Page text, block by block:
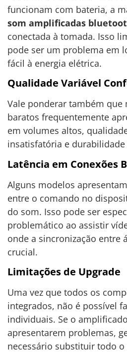
funcionam com bateria, a
som amplificadas
conectada à tomada. Isso
pode ser um problema em
fácil à energia elétrica.
Qualidade Variável
Vale ponderar também que
baratos frequentemente
em volumes altos,
insatisfatória e
Latência em Conexões
Alguns modelos
entre o comando no
do som. Isso pode ser
problemático ao assistir
onde a sincronização entre
crucial.
Limitações de Upgrade
Uma vez que todos os
integrados, não é possível
individuais. Se o
apresentarem problemas,
necessário substituir todo